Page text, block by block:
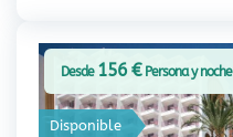
Disponible
Desde 156 €Persona y noche